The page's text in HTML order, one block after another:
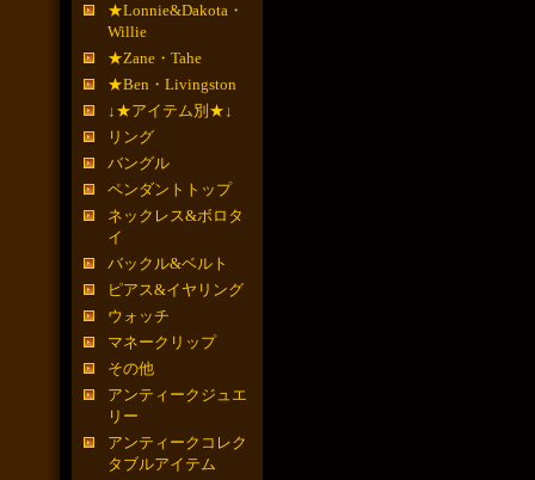
★Lonnie&Dakota・
Willie
★Zane・Tahe
★Ben・Livingston
↓★アイテム別★↓
リング
バングル
ペンダントトップ
ネックレス&ボロタ
イ
バックル&ベルト
ピアス&イヤリング
ウォッチ
マネークリップ
その他
アンティークジュエ
リー
アンティークコレク
タブルアイテム